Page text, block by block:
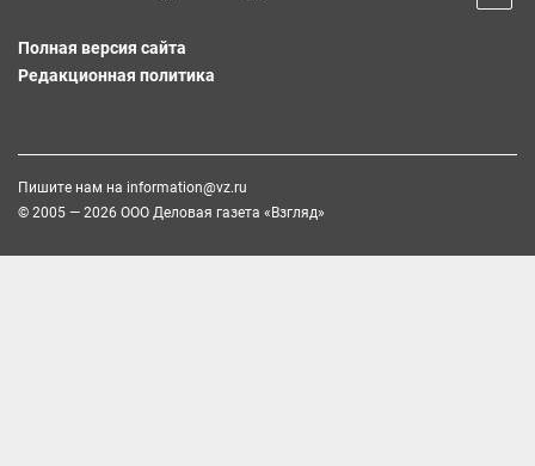
Полная версия сайта
Редакционная политика
Пишите нам на information@vz.ru
© 2005 — 2026 ООО Деловая газета «Взгляд»